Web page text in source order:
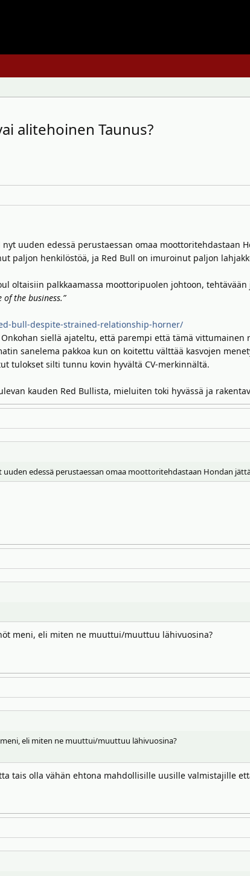
alitehoinen Taunus?
uuden edessä perustaessan omaa moottoritehdastaan
paljon henkilöstöä, ja Red Bull on imuroinut paljon
oltaisiin palkkaamassa moottoripuolen johtoon, tehtävään
the business.”
bull-despite-strained-relationship-horner/
siellä ajateltu, että parempi että tämä vittumainen
sanelema pakkoa kun on koitettu välttää kasvojen
tulokset silti tunnu kovin hyvältä CV-merkinnältä.
kauden Red Bullista, mieluiten toki hyvässä ja
edessä perustaessan omaa moottoritehdastaan Hondan
meni, eli miten ne muuttui/muuttuu lähivuosina?
eli miten ne muuttui/muuttuu lähivuosina?
tais olla vähän ehtona mahdollisille uusille valmistajille